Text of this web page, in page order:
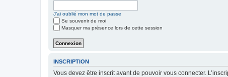
J’ai oublié mon mot de passe
Se souvenir de moi
Masquer ma présence lors de cette session
INSCRIPTION
Vous devez être inscrit avant de pouvoir vous connecter.